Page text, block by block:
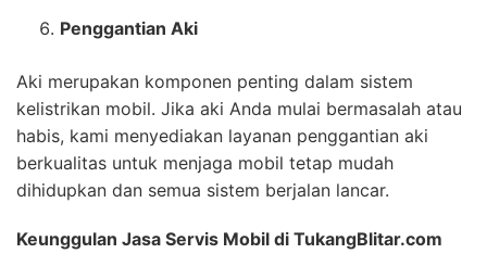
Penggantian Aki
Aki merupakan komponen penting dalam sistem
kelistrikan mobil. Jika aki Anda mulai bermasalah atau
habis, kami menyediakan layanan penggantian aki
berkualitas untuk menjaga mobil tetap mudah
dihidupkan dan semua sistem berjalan lancar.
Keunggulan Jasa Servis Mobil di TukangBlitar.com